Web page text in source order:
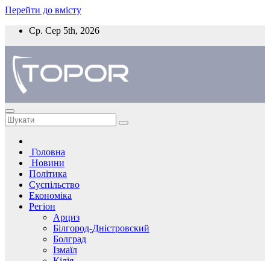
Перейти до вмісту
Ср. Сер 5th, 2026
Головна
Новини
Політика
Суспільство
Економіка
Регіон
Арциз
Білгород-Дністровский
Болград
Ізмаїл